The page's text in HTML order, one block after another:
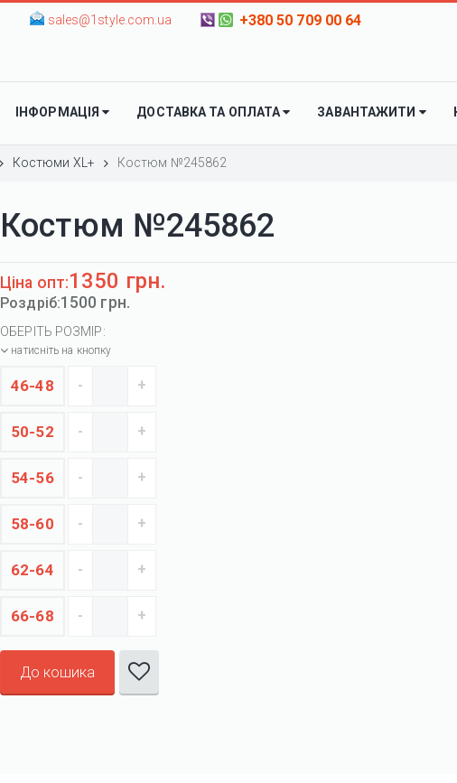
sales@1style.com.ua +380 50 709 00 64
ІНФОРМАЦІЯ ДОСТАВКА ТА ОПЛАТА ЗАВАНТАЖИТИ
Костюми XL+ Костюм №245862
Костюм №245862
Ціна опт:1350 грн.
Роздріб:1500 грн.
ОБЕРІТЬ РОЗМІР:
натисніть на кнопку
46-48
50-52
54-56
58-60
62-64
66-68
До кошика